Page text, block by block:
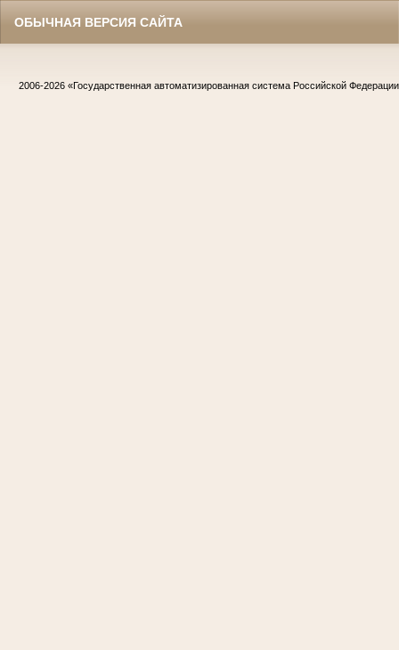
ОБЫЧНАЯ ВЕРСИЯ САЙТА
2006-2026 «Государственная автоматизированная система Российской